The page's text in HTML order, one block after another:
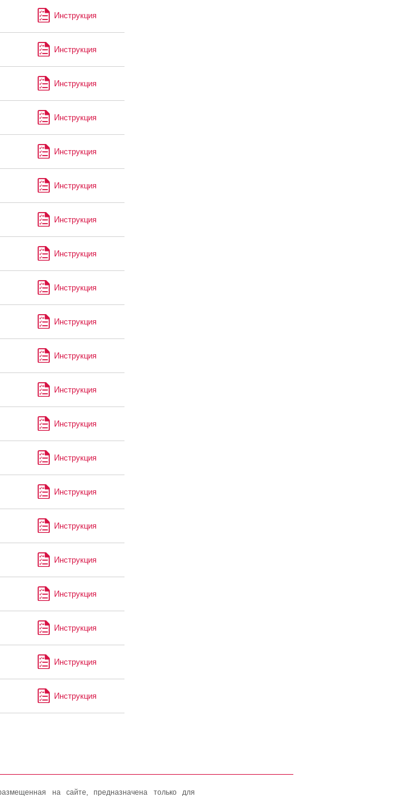
Инструкция
Инструкция
Инструкция
Инструкция
Инструкция
Инструкция
Инструкция
Инструкция
Инструкция
Инструкция
Инструкция
Инструкция
Инструкция
Инструкция
Инструкция
Инструкция
Инструкция
Инструкция
Инструкция
Инструкция
Инструкция
на сайте, предназначена только для